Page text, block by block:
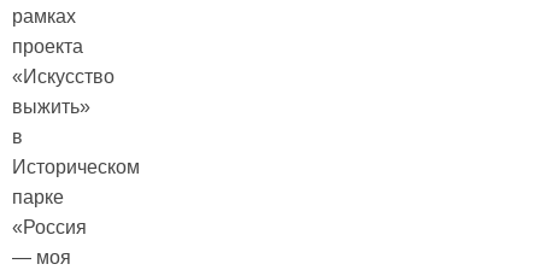
рамках
проекта
«Искусство
выжить»
в
Историческом
парке
«Россия
— моя